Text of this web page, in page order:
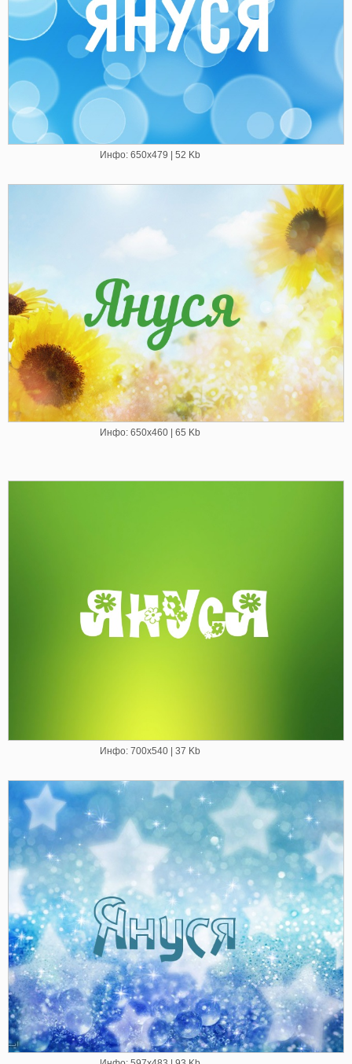
Инфо: 650х479 | 52 Kb
Инфо: 650х460 | 65 Kb
Инфо: 700х540 | 37 Kb